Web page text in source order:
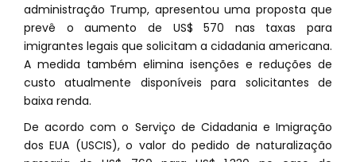
administração Trump, apresentou uma proposta que
prevê o aumento de US$ 570 nas taxas para
imigrantes legais que solicitam a cidadania americana.
A medida também elimina isenções e reduções de
custo atualmente disponíveis para solicitantes de
baixa renda.
De acordo com o Serviço de Cidadania e Imigração
dos EUA (USCIS), o valor do pedido de naturalização